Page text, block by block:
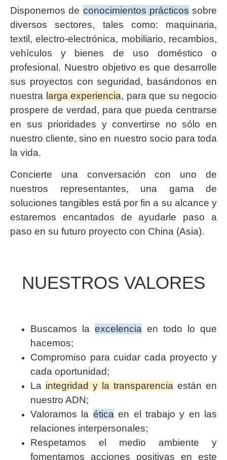
Disponemos de conocimientos prácticos sobre
diversos sectores, tales como: maquinaria,
textil, electro-electrónica, mobiliario, recambios,
vehículos y bienes de uso doméstico o
profesional. Nuestro objetivo es que desarrolle
sus proyectos con seguridad, basándonos en
nuestra larga experiencia, para que su negocio
prospere de verdad, para que pueda centrarse
en sus prioridades y convertirse no sólo en
nuestro cliente, sino en nuestro socio para toda
la vida.
Concierte una conversación con uno de
nuestros representantes, una gama de
soluciones tangibles está por fin a su alcance y
estaremos encantados de ayudarle paso a
paso en su futuro proyecto con China (Asia).
NUESTROS VALORES
Buscamos la excelencia en todo lo que
hacemos;
Compromiso para cuidar cada proyecto y
cada oportunidad;
La integridad y la transparencia están en
nuestro ADN;
Valoramos la éticaen el trabajo y en las
relaciones interpersonales;
Respetamos el medio ambiente y
fomentamos acciones positivas en este